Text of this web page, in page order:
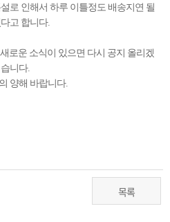
로 인해서 하루 이틀정도 배송지연 될
고 합니다.
로운 소식이 있으면 다시 공지 올리겠
습니다.
양해 바랍니다.
목록